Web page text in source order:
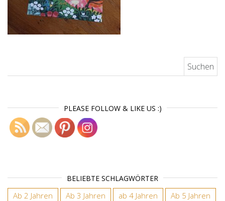
PLEASE FOLLOW & LIKE US :)
BELIEBTE SCHLAGWÖRTER
Ab 2 Jahren Ab 3 Jahren ab 4 Jahren
Ab 5 Jahren